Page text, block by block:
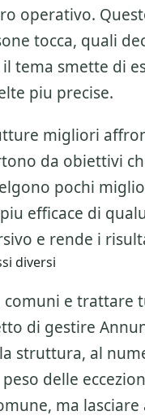
operativo.
tocca, quali
il tema smette di
piu precise.
migliori
da obiettivi
pochi
efficace di
e rende i
diversi
e trattare
di gestire
struttura, al
delle
ma